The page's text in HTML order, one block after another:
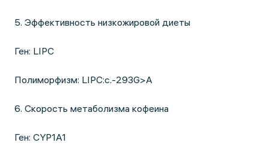
5. Эффективность низкожировой диеты
Ген: LIPC
Полиморфизм: LIPC:c.-293G>A
6. Скорость метаболизма кофеина
Ген: CYP1A1